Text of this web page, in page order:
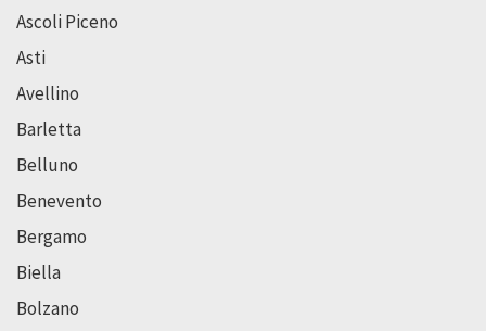
Ascoli Piceno
Asti
Avellino
Barletta
Belluno
Benevento
Bergamo
Biella
Bolzano